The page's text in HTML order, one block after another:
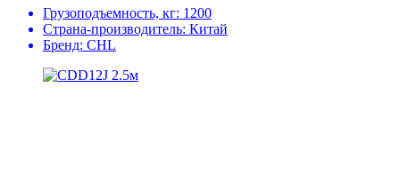
Грузоподъемность, кг: 1200
Страна-производитель: Китай
Бренд: CHL